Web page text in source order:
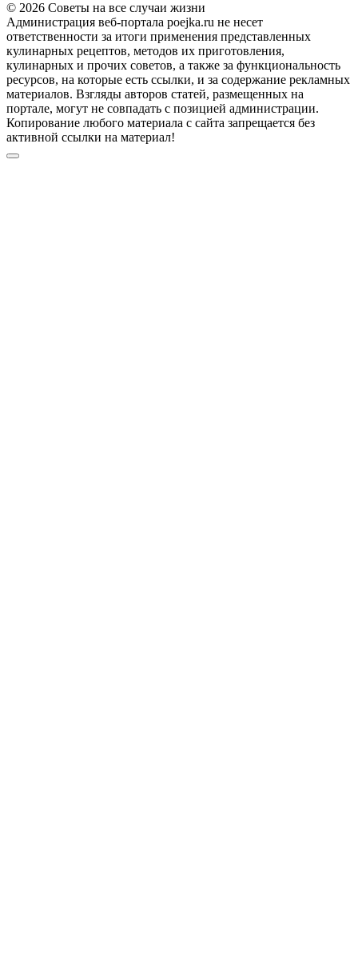
© 2026 Советы на все случаи жизни
Администрация веб-портала poejka.ru не несет
ответственности за итоги применения представленных
кулинарных рецептов, методов их приготовления,
кулинарных и прочих советов, а также за функциональность
ресурсов, на которые есть ссылки, и за содержание рекламных
материалов. Взгляды авторов статей, размещенных на
портале, могут не совпадать с позицией администрации.
Копирование любого материала с сайта запрещается без
активной ссылки на материал!